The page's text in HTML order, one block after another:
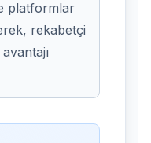
platformlar
rekabetçi